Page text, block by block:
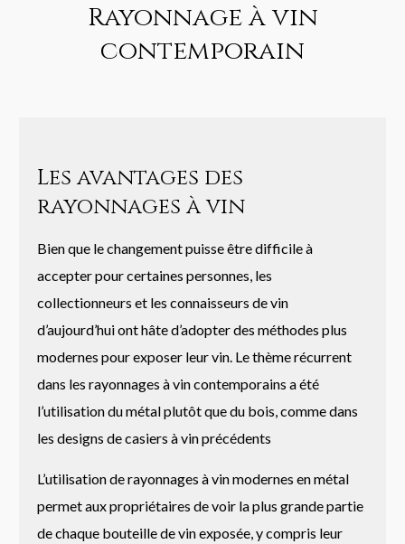
Rayonnage à vin
contemporain
Les avantages des
rayonnages à vin
Bien que le changement puisse être difficile à
accepter pour certaines personnes, les
collectionneurs et les connaisseurs de vin
d’aujourd’hui ont hâte d’adopter des méthodes plus
modernes pour exposer leur vin. Le thème récurrent
dans les rayonnages à vin contemporains a été
l’utilisation du métal plutôt que du bois, comme dans
les designs de casiers à vin précédents
L’utilisation de rayonnages à vin modernes en métal
permet aux propriétaires de voir la plus grande partie
de chaque bouteille de vin exposée, y compris leur